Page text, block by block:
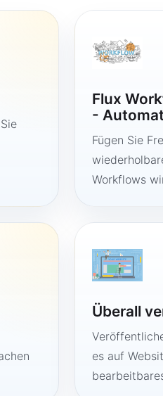
Flux
-
Fügen Sie
Workflows
Überall
es auf